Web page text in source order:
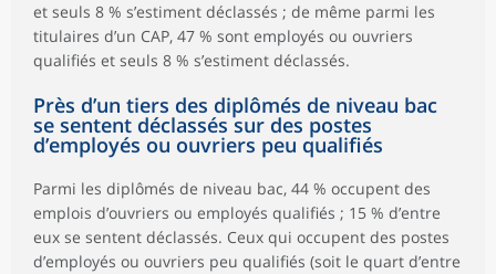
et seuls 8 % s’estiment déclassés ; de même parmi les
titulaires d’un CAP, 47 % sont employés ou ouvriers
qualifiés et seuls 8 % s’estiment déclassés.
Près d’un tiers des diplômés de niveau bac
se sentent déclassés sur des postes
d’employés ou ouvriers peu qualifiés
Parmi les diplômés de niveau bac, 44 % occupent des
emplois d’ouvriers ou employés qualifiés ; 15 % d’entre
eux se sentent déclassés. Ceux qui occupent des postes
d’employés ou ouvriers peu qualifiés (soit le quart d’entre